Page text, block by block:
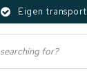
Eigen transport